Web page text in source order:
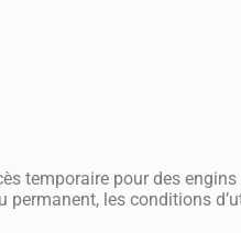
temporaire pour des
permanent, les conditions